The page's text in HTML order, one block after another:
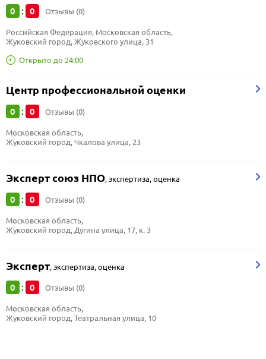
0 : 0 Отзывы (0)
Открыто до 24:00
Российская Федерация, Московская область,
Жуковский город, Жуковского улица, 31
Центр профессиональной оценки
0 : 0 Отзывы (0)
Московская область,
Жуковский город, Чкалова улица, 23
Эксперт союз НПО,экспертиза, оценка
0 : 0 Отзывы (0)
Московская область,
Жуковский город, Дугина улица, 17, к. 3
Эксперт,экспертиза, оценка
0 : 0 Отзывы (0)
Московская область,
Жуковский город, Театральная улица, 10